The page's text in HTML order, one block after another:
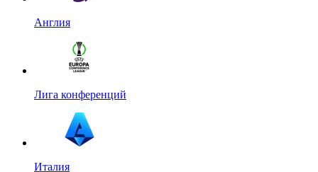
Англия
Лига конференций
Италия